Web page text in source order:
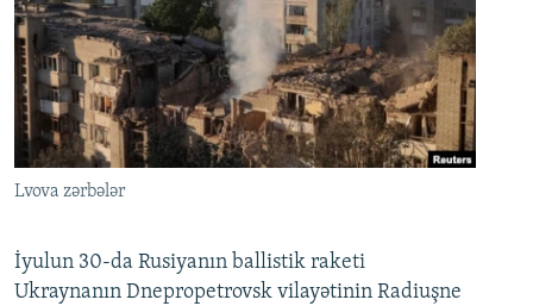
Lvova zərbələr
İyulun 30-da Rusiyanın ballistik raketi
Ukraynanın Dnepropetrovsk vilayətinin Radiuşne